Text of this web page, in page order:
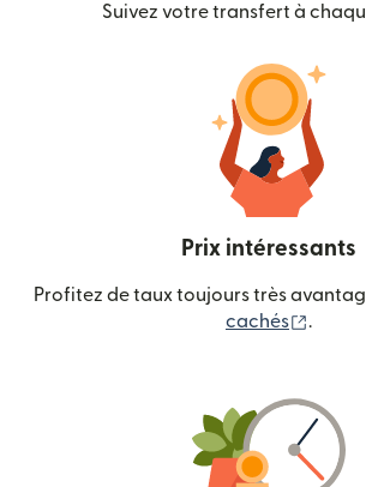
Suivez votre transfert à
Prix intéressants
Profitez de taux toujours très
cachés
.